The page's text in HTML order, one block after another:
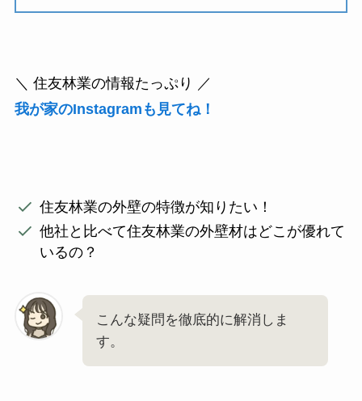
＼ 住友林業の情報たっぷり ／
我が家のInstagramも見てね！
住友林業の外壁の特徴が知りたい！
他社と比べて住友林業の外壁材はどこが優れて
いるの？
こんな疑問を徹底的に解消しま
す。